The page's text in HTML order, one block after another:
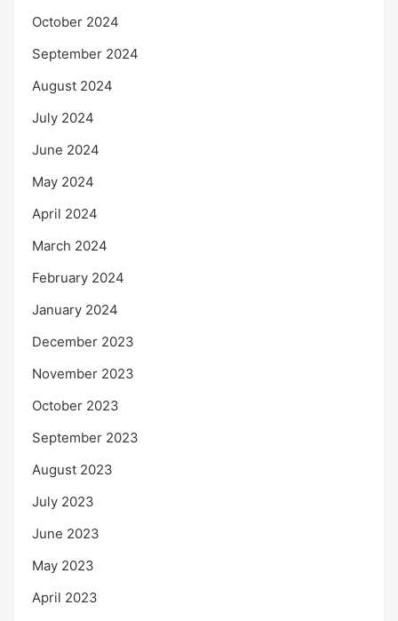
October 2024
September 2024
August 2024
July 2024
June 2024
May 2024
April 2024
March 2024
February 2024
January 2024
December 2023
November 2023
October 2023
September 2023
August 2023
July 2023
June 2023
May 2023
April 2023